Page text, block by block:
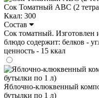
Сок Томатный ABC (2
Ккал: 300
Состав
Сок томатный. Изготовлен
блюдо содержит: белков -
ценность - 15 ккал
Яблочно-клюквенный
бутылки по 1 л)